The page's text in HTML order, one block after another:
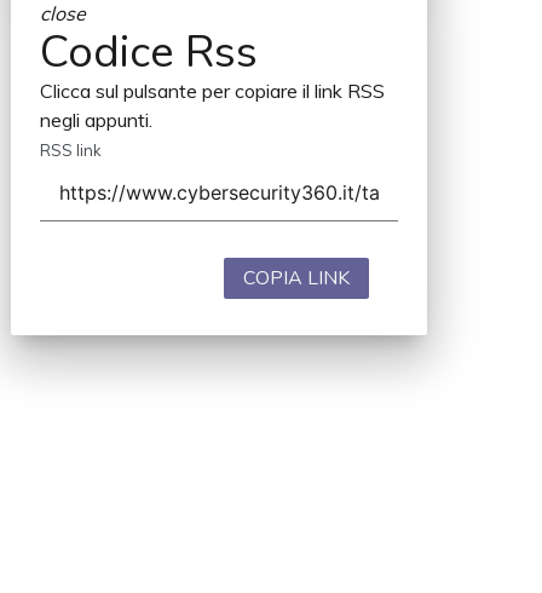
close
Codice Rss
Clicca sul pulsante per copiare il link RSS
negli appunti.
RSS link
COPIA LINK